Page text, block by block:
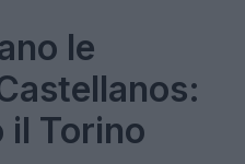
le
il Torino